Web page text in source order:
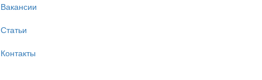
Вакансии
Статьи
Контакты